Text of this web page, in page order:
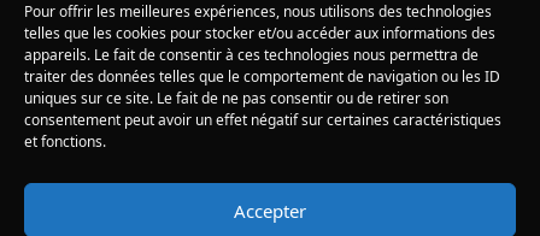
Pour offrir les meilleures expériences, nous utilisons des technologies
telles que les cookies pour stocker et/ou accéder aux informations des
appareils. Le fait de consentir à ces technologies nous permettra de
traiter des données telles que le comportement de navigation ou les ID
uniques sur ce site. Le fait de ne pas consentir ou de retirer son
consentement peut avoir un effet négatif sur certaines caractéristiques
et fonctions.
Accepter
Qui Voulait Se Salir
Lire